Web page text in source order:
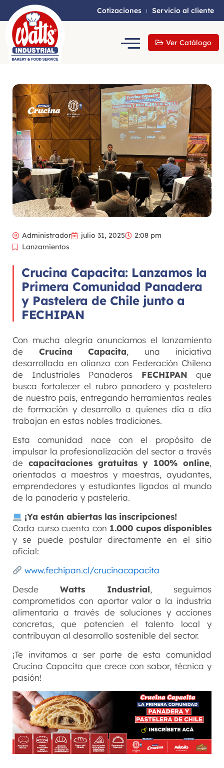
Cotizaciones Servicio al cliente
Ver Catálogo
Administrador julio 31, 2025
2:08 pm
Lanzamientos
Crucina Capacita: Lanzamos la
Primera Comunidad Panadera
y Pastelera de Chile junto a
FECHIPAN
Con mucha alegría anunciamos el lanzamiento
de Crucina Capacita, una iniciativa
desarrollada en alianza con Federación Chilena
de Industriales Panaderos FECHIPAN que
busca fortalecer el rubro panadero y pastelero
de nuestro país, entregando herramientas reales
de formación y desarrollo a quienes día a día
trabajan en estas nobles tradiciones.
Esta comunidad nace con el propósito de
impulsar la profesionalización del sector a través
de capacitaciones gratuitas y 100% online,
orientadas a maestros y maestras, ayudantes,
emprendedores y estudiantes ligados al mundo
de la panadería y pastelería.
¡Ya están abiertas las inscripciones!
Cada curso cuenta con 1.000 cupos disponibles
y se puede postular directamente en el sitio
oficial:
www.fechipan.cl/crucinacapacita
DesdeWatts Industrial, seguimos
comprometidos con aportar valor a la industria
alimentaria a través de soluciones y acciones
concretas, que potencien el talento local y
contribuyan al desarrollo sostenible del sector.
¡Te invitamos a ser parte de esta comunidad
Crucina Capacita que crece con sabor, técnica y
pasión!